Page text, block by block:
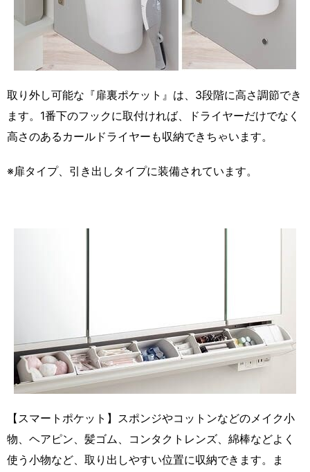
取り外し可能な『扉裏ポケット』は、3段階に高さ調節でき
ます。1番下のフックに取付ければ、ドライヤーだけでなく
高さのあるカールドライヤーも収納できちゃいます。
※扉タイプ、引き出しタイプに装備されています。
【スマートポケット】スポンジやコットンなどのメイク小
物、ヘアピン、髪ゴム、コンタクトレンズ、綿棒などよく
使う小物など、取り出しやすい位置に収納できます。ま